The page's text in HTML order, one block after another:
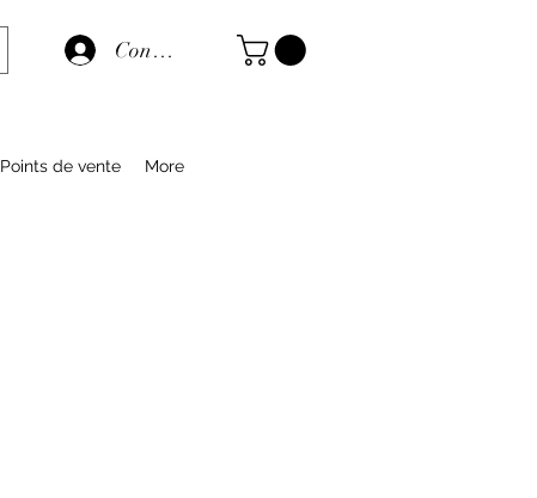
Connexion
Points de vente More